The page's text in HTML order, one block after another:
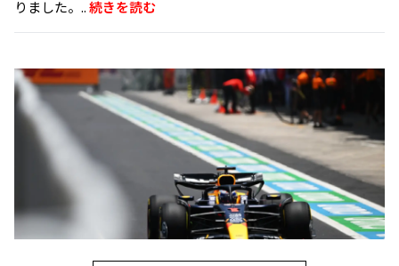
りました。..続きを読む